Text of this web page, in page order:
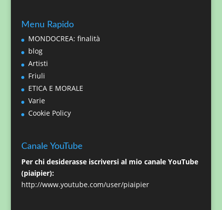
Menu Rapido
MONDOCREA: finalità
blog
Artisti
Friuli
ETICA E MORALE
Varie
Cookie Policy
Canale YouTube
Per chi desiderasse iscriversi al mio canale YouTube
(piaipier):
http://www.youtube.com/user/piaipier